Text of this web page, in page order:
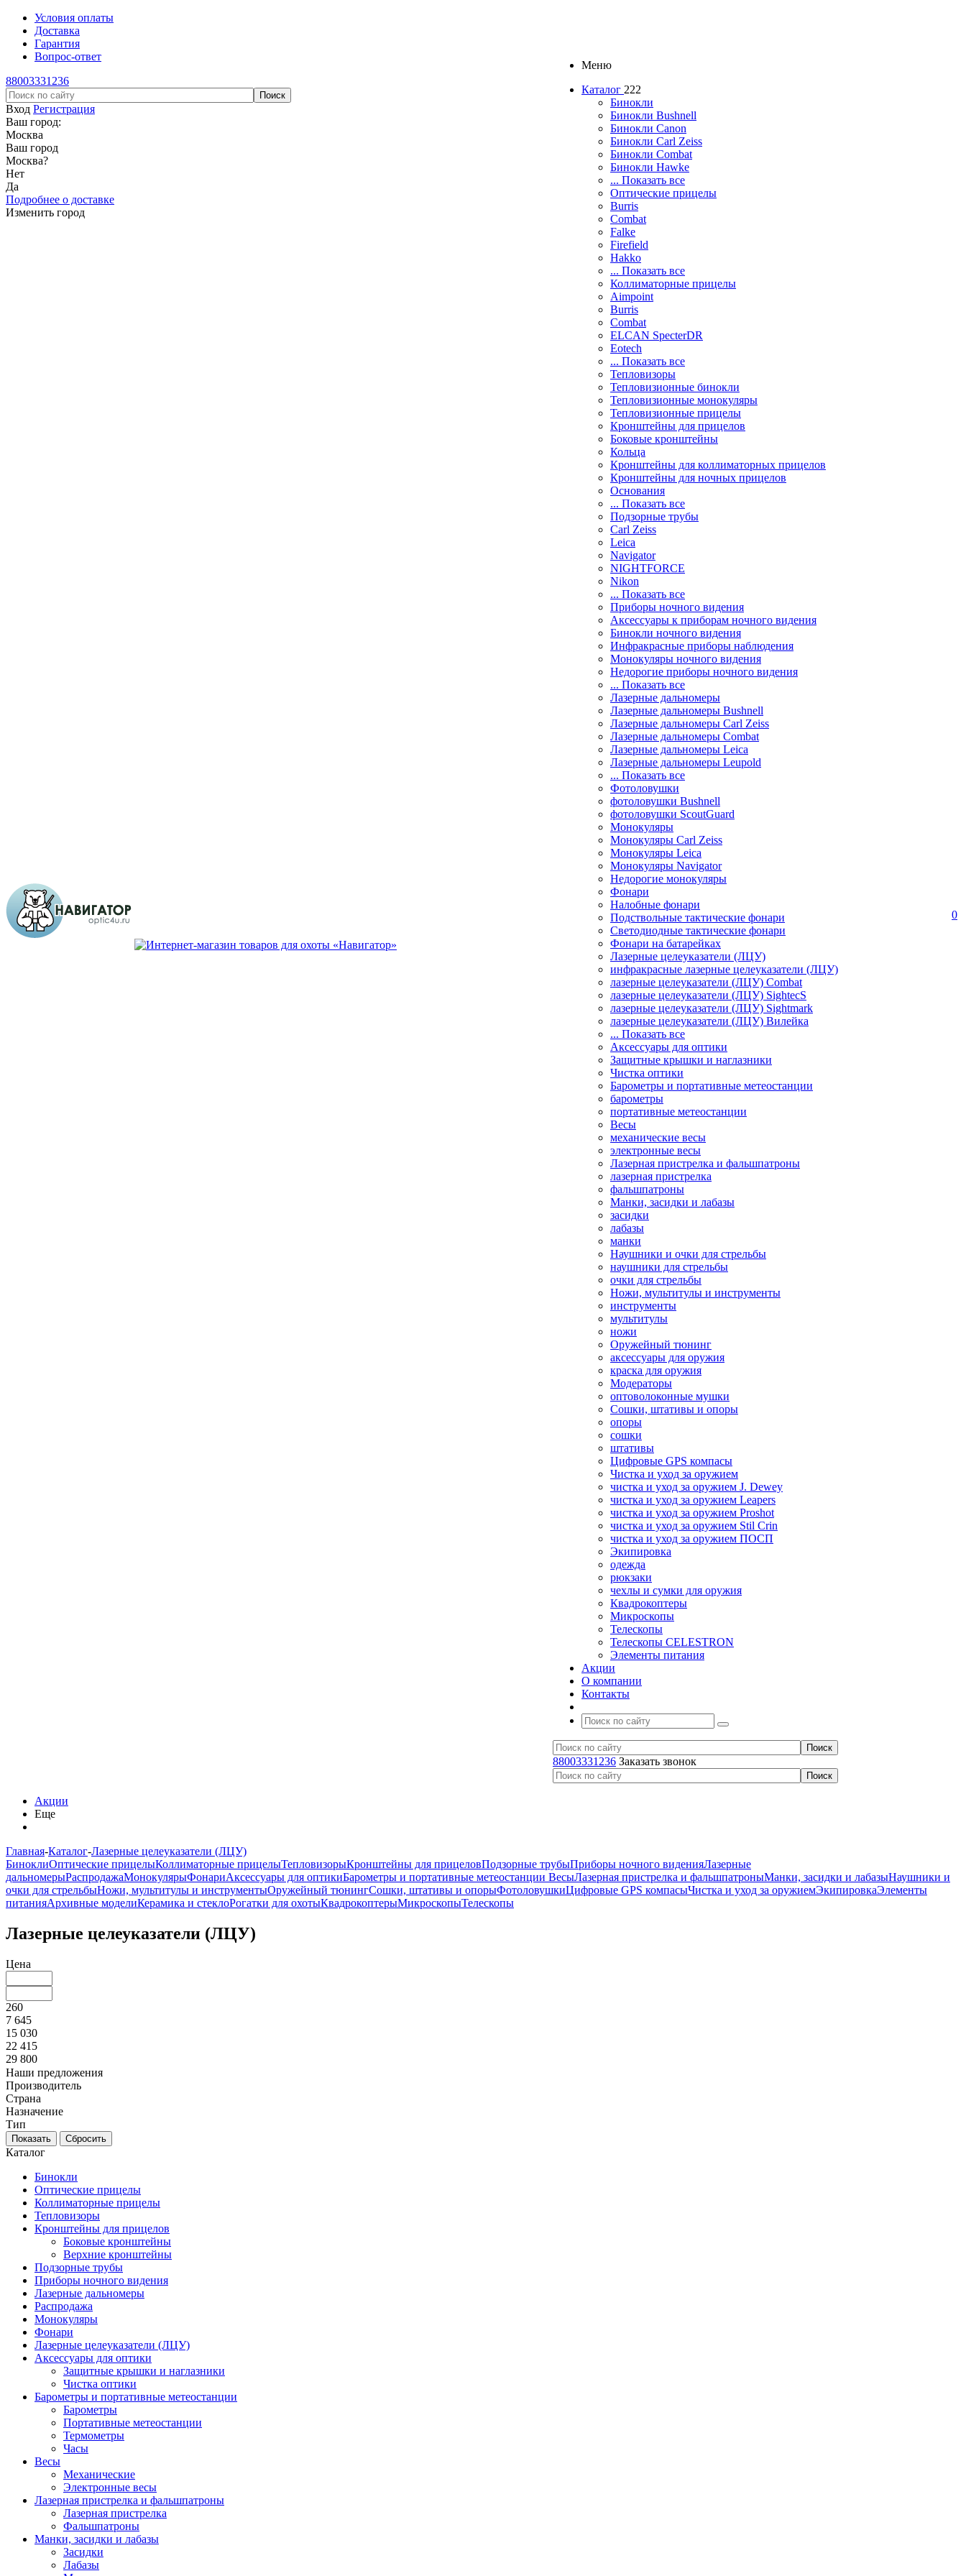
Условия оплаты
Доставка
Гарантия
Вопрос-ответ
88003331236
Вход Регистрация
Ваш город:
Москва
Ваш город
Москва?
Нет
Да
Подробнее о доставке
Изменить город
Меню
Каталог 222
Бинокли
Бинокли Bushnell
Бинокли Canon
Бинокли Carl Zeiss
Бинокли Combat
Бинокли Hawke
... Показать все
Оптические прицелы
Burris
Combat
Falke
Firefield
Hakko
... Показать все
Коллиматорные прицелы
Aimpoint
Burris
Combat
ELCAN SpecterDR
Eotech
... Показать все
Тепловизоры
Тепловизионные бинокли
Тепловизионные монокуляры
Тепловизионные прицелы
Кронштейны для прицелов
Боковые кронштейны
Кольца
Кронштейны для коллиматорных прицелов
Кронштейны для ночных прицелов
Основания
... Показать все
Подзорные трубы
Carl Zeiss
Leica
Navigator
NIGHTFORCE
Nikon
... Показать все
Приборы ночного видения
Аксессуары к приборам ночного видения
Бинокли ночного видения
Инфракрасные приборы наблюдения
Монокуляры ночного видения
Недорогие приборы ночного видения
... Показать все
Лазерные дальномеры
Лазерные дальномеры Bushnell
Лазерные дальномеры Carl Zeiss
Лазерные дальномеры Combat
Лазерные дальномеры Leica
Лазерные дальномеры Leupold
... Показать все
Фотоловушки
фотоловушки Bushnell
фотоловушки ScoutGuard
Монокуляры
Монокуляры Carl Zeiss
Монокуляры Leica
Монокуляры Navigator
Недорогие монокуляры
Фонари
Налобные фонари
Подствольные тактические фонари
Светодиодные тактические фонари
Фонари на батарейках
Лазерные целеуказатели (ЛЦУ)
инфракрасные лазерные целеуказатели (ЛЦУ)
лазерные целеуказатели (ЛЦУ) Combat
лазерные целеуказатели (ЛЦУ) SightecS
лазерные целеуказатели (ЛЦУ) Sightmark
лазерные целеуказатели (ЛЦУ) Вилейка
... Показать все
Аксессуары для оптики
Защитные крышки и наглазники
Чистка оптики
Барометры и портативные метеостанции
барометры
портативные метеостанции
Весы
механические весы
электронные весы
Лазерная пристрелка и фальшпатроны
лазерная пристрелка
фальшпатроны
Манки, засидки и лабазы
засидки
лабазы
манки
Наушники и очки для стрельбы
наушники для стрельбы
очки для стрельбы
Ножи, мультитулы и инструменты
инструменты
мультитулы
ножи
Оружейный тюнинг
аксессуары для оружия
краска для оружия
Модераторы
оптоволоконные мушки
Сошки, штативы и опоры
опоры
сошки
штативы
Цифровые GPS компасы
Чистка и уход за оружием
чистка и уход за оружием J. Dewey
чистка и уход за оружием Leapers
чистка и уход за оружием Proshot
чистка и уход за оружием Stil Crin
чистка и уход за оружием ПОСП
Экипировка
одежда
рюкзаки
чехлы и сумки для оружия
Квадрокоптеры
Микроскопы
Телескопы
Телескопы CELESTRON
Элементы питания
Акции
О компании
Контакты
88003331236 Заказать звонок
0
Акции
Еще
Главная-Каталог-Лазерные целеуказатели (ЛЦУ)
БиноклиОптические прицелыКоллиматорные прицелыТепловизорыКронштейны для прицеловПодзорные трубыПриборы ночного виденияЛазерные
дальномерыРаспродажаМонокулярыФонариАксессуары для оптикиБарометры и портативные метеостанции ВесыЛазерная пристрелка и фальшпатроныМанки, засидки и лабазыНаушники и
очки для стрельбыНожи, мультитулы и инструментыОружейный тюнингСошки, штативы и опорыФотоловушкиЦифровые GPS компасыЧистка и уход за оружиемЭкипировкаЭлементы
питанияАрхивные моделиКерамика и стеклоРогатки для охотыКвадрокоптерыМикроскопыТелескопы
Лазерные целеуказатели (ЛЦУ)
Цена
260
7 645
15 030
22 415
29 800
Наши предложения
Производитель
Страна
Назначение
Тип
Каталог
Бинокли
Оптические прицелы
Коллиматорные прицелы
Тепловизоры
Кронштейны для прицелов
Боковые кронштейны
Верхние кронштейны
Подзорные трубы
Приборы ночного видения
Лазерные дальномеры
Распродажа
Монокуляры
Фонари
Лазерные целеуказатели (ЛЦУ)
Аксессуары для оптики
Защитные крышки и наглазники
Чистка оптики
Барометры и портативные метеостанции
Барометры
Портативные метеостанции
Термометры
Часы
Весы
Механические
Электронные весы
Лазерная пристрелка и фальшпатроны
Лазерная пристрелка
Фальшпатроны
Манки, засидки и лабазы
Засидки
Лабазы